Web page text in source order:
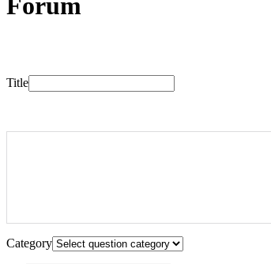
Forum
Title
Category